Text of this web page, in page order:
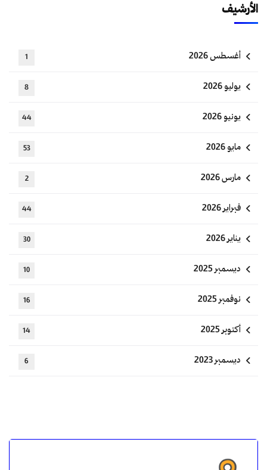
الأرشيف
أغسطس 2026 1
يوليو 2026 8
يونيو 2026 44
مايو 2026 53
مارس 2026 2
فبراير 2026 44
يناير 2026 30
ديسمبر 2025 10
نوفمبر 2025 16
أكتوبر 2025 14
ديسمبر 2023 6